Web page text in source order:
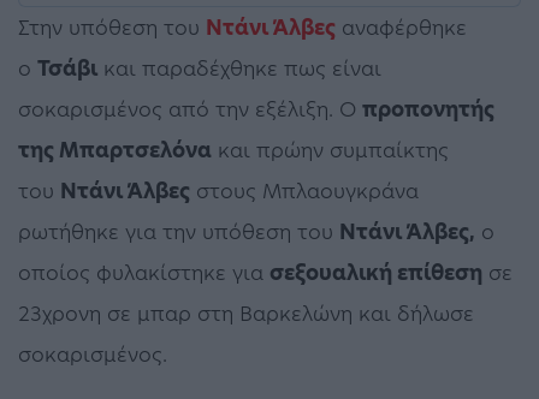
Στην υπόθεση του Ντάνι Άλβες αναφέρθηκε
ο Τσάβι και παραδέχθηκε πως είναι
σοκαρισμένος από την εξέλιξη. Ο προπονητής
της Μπαρτσελόνα και πρώην συμπαίκτης
του Ντάνι Άλβες στους Μπλαουγκράνα
ρωτήθηκε για την υπόθεση του Ντάνι Άλβες, ο
οποίος φυλακίστηκε για σεξουαλική επίθεση σε
23χρονη σε μπαρ στη Βαρκελώνη και δήλωσε
σοκαρισμένος.